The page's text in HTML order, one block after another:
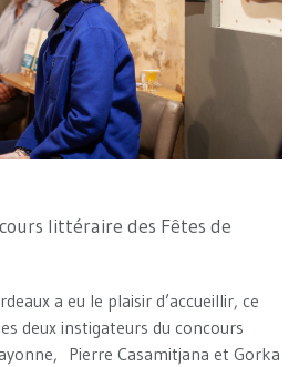
littéraire des Fêtes de
a eu le plaisir d’accueillir, ce
deux instigateurs du concours
Pierre Casamitjana et Gorka